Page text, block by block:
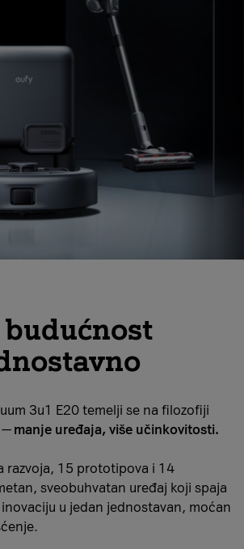
3u1 E20 temelji se na filozofiji
— manje uređaja, više učinkovitosti.
razvoja, 15 prototipova i 14
sveobuhvatan uređaj koji spaja
u jedan jednostavan, moćan